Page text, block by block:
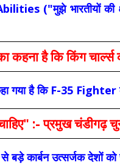
("मुझे भारतीयों की
है कि किंग चार्ल्स
गया है कि F-35
:- प्रमुख चंडीगढ़
बड़े कार्बन उत्सर्जक देशों